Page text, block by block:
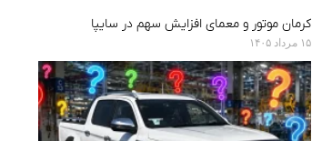
کرمان موتور و معمای افزایش سهم در سایپا
۱۵ مرداد ۱۴۰۵